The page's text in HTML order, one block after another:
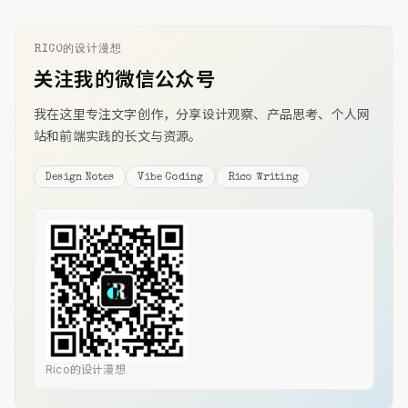
RICO的设计漫想
关注我的微信公众号
我在这里专注文字创作，分享设计观察、产品思考、个人网
站和前端实践的长文与资源。
Design Notes Vibe Coding Rico Writing
Rico的设计漫想